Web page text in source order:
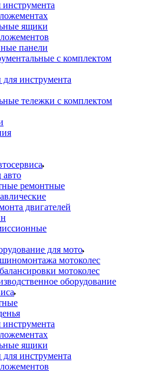
ящики
панели
с комплектом
инструмента
тележки с комплектом
авто
ремонтные
двигателей
для мото
мотоколес
мотоколес
оборудование
ящики
инструмента